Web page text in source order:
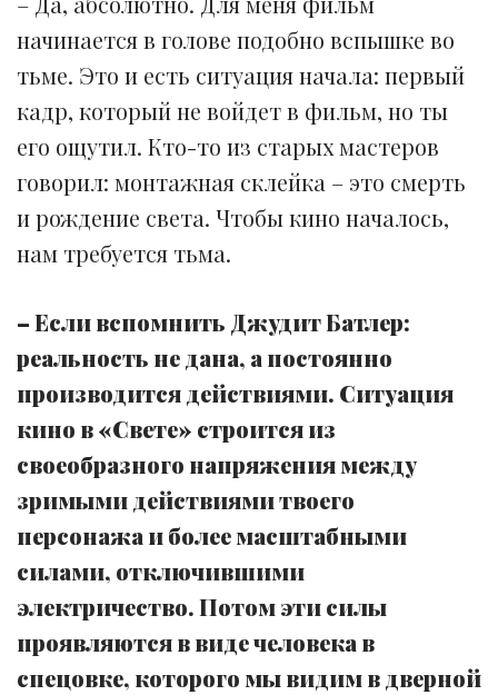
начинается в голове подобно вспышке во
тьме. Это и есть ситуация начала: первый
кадр, который не войдет в фильм, но ты
его ощутил. Кто-то из старых мастеров
говорил: монтажная склейка – это смерть
и рождение света. Чтобы кино началось,
нам требуется тьма.
– Если вспомнить Джудит Батлер:
реальность не дана, а постоянно
производится действиями. Ситуация
кино в «Свете» строится из
своеобразного напряжения между
зримыми действиями твоего
персонажа и более масштабными
силами, отключившими
электричество. Потом эти силы
проявляются в виде человека в
спецовке, которого мы видим в дверной